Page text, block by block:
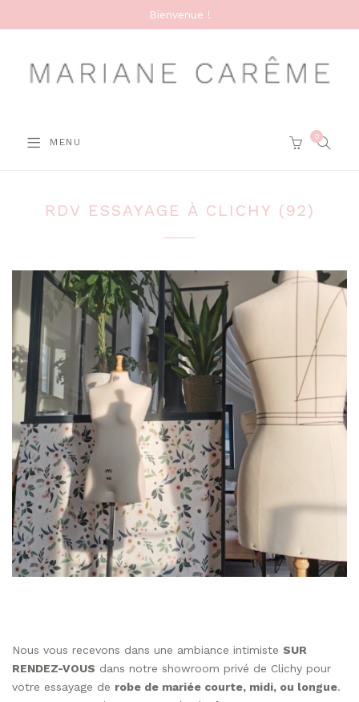
Bienvenue !
MENU
0
RDV ESSAYAGE À CLICHY (92)
Nous vous recevons dans une ambiance intimiste SUR
RENDEZ-VOUS dans notre showroom privé de Clichy pour
votre essayage de robe de mariée courte, midi, ou longue.